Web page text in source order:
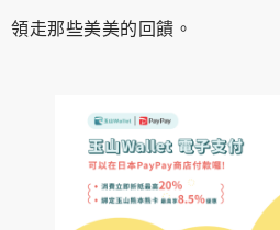
領走那些美美的回饋。